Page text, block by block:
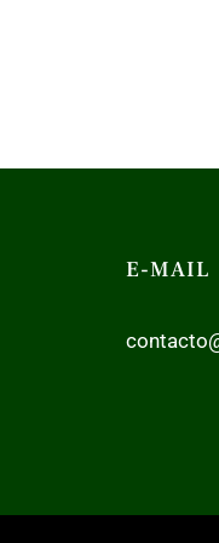
E-MAIL